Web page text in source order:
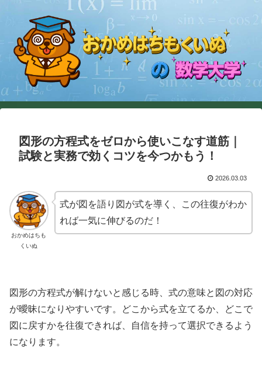
図形の方程式をゼロから使いこなす道筋｜
試験と実務で効くコツを今つかもう！
2026.03.03
おかめはちも
くいぬ
式が図を語り図が式を導く、この往復がわか
れば一気に伸びるのだ！
図形の方程式が解けないと感じる時、式の意味と図の対応
が曖昧になりやすいです。どこから式を立てるか、どこで
図に戻すかを往復できれば、自信を持って選択できるよう
になります。